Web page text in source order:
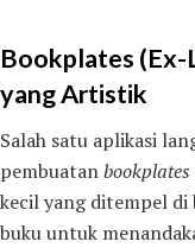
Bookplates (Ex-
yang Artistik
Salah satu aplikasi
pembuatanbookplates
kecil yang ditempel di
buku untuk